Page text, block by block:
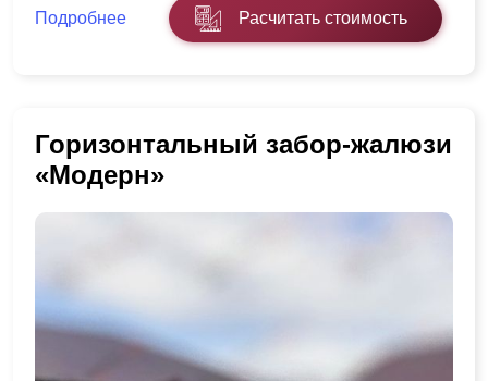
Подробнее Расчитать стоимость
Горизонтальный забор-жалюзи
«Модерн»